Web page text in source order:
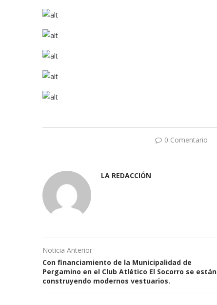
0 Comentario
LA REDACCIÓN
Noticia Anterior
Con financiamiento de la Municipalidad de
Pergamino en el Club Atlético El Socorro se están
construyendo modernos vestuarios.